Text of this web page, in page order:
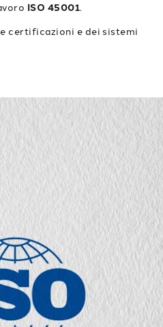
ISO 45001.
certificazioni e dei sistemi